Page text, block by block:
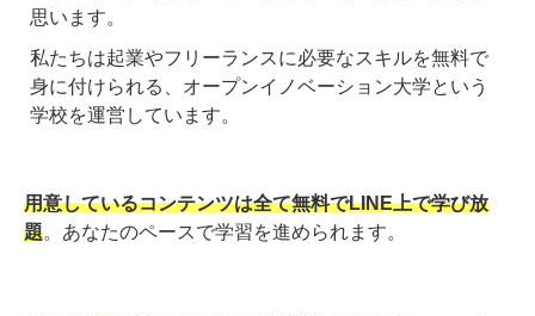
思います。
私たちは起業やフリーランスに必要なスキルを無料で
身に付けられる、オープンイノベーション大学という
学校を運営しています。
用意しているコンテンツは全て無料でLINE上で学び放
題。あなたのペースで学習を進められます。